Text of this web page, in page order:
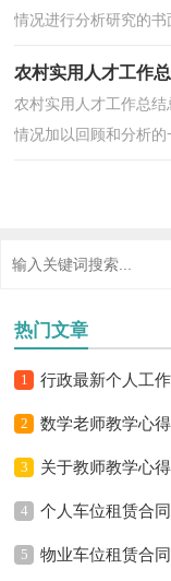
情况进行分析研究的
农村实用人才工作
农村实用人才工作总
情况加以回顾和分析
热门文章
1 行政最新个人工
2 数学老师教学心
3 关于教师教学心
4 个人车位租赁合
5 物业车位租赁合